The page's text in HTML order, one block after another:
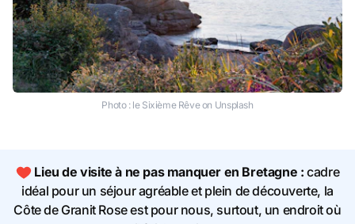
Photo : le Sixième Rêveon Unsplash
Lieu de visite à ne pas manquer en Bretagne : cadre
idéal pour un séjour agréable et plein de découverte, la
Côte de Granit Rose est pour nous, surtout, un endroit où